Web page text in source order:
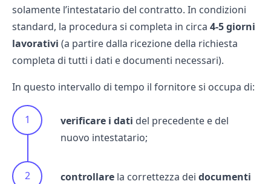
solamente l’intestatario del contratto. In condizioni
standard, la procedura si completa in circa 4-5 giorni
lavorativi (a partire dalla ricezione della richiesta
completa di tutti i dati e documenti necessari).
In questo intervallo di tempo il fornitore si occupa di:
verificare i dati del precedente e del
nuovo intestatario;
controllare la correttezza dei documenti